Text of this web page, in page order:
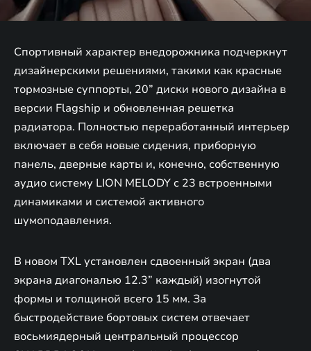
Спортивный характер внедорожника подчеркнут
дизайнерскими решениями, такими как красные
тормозные суппорты, 20” диски нового дизайна в
версии Flagship и обновленная решетка
радиатора. Полностью переработанный интерьер
включает в себя новые сидения, приборную
панель, дверные карты и, конечно, собственную
аудио систему LION MELODY c 23 встроенными
динамиками и системой активного
шумоподавления.
В новом TXL установлен сдвоенный экран (два
экрана диагональю 12.3” каждый) изогнутой
формы и толщиной всего 15 мм. За
быстродействие бортовых систем отвечает
восьмиядерный центральный процессор